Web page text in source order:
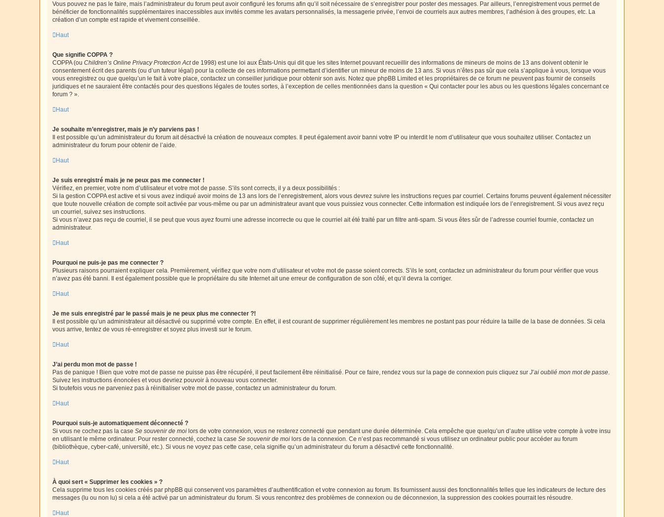
Vous pouvez ne pas le faire, mais l’administrateur du forum peut avoir configuré les forums afin qu’il soit nécessaire de s’enregistrer pour poster des messages. Par ailleurs, l’enregistrement vous permet de
bénéficier de fonctionnalités supplémentaires inaccessibles aux invités comme les avatars personnalisés, la messagerie privée, l’envoi de courriels aux autres membres, l’adhésion à des groupes, etc. La
création d’un compte est rapide et vivement conseillée.
Haut
Que signifie COPPA ?
COPPA (ou Children’s Online Privacy Protection Actde 1998) est une loi aux États-Unis qui dit que les sites Internet pouvant recueillir des informations de mineurs de moins de 13 ans doivent obtenir le
consentement écrit des parents (ou d’un tuteur légal) pour la collecte de ces informations permettant d’identifier un mineur de moins de 13 ans. Si vous n’êtes pas sûr que cela s’applique à vous, lorsque vous
vous enregistrez ou que quelqu’un le fait à votre place, contactez un conseiller juridique pour obtenir son avis. Notez que phpBB Limited et les propriétaires de ce forum ne peuvent pas fournir de conseils
juridiques et ne sauraient être contactés pour des questions légales de toutes sortes, à l’exception de celles mentionnées dans la question « Qui contacter pour les abus ou les questions légales concernant ce
forum ? ».
Haut
Je souhaite m’enregistrer, mais je n’y parviens pas !
Il est possible qu’un administrateur du forum ait désactivé la création de nouveaux comptes. Il peut également avoir banni votre IP ou interdit le nom d’utilisateur que vous souhaitez utiliser. Contactez un
administrateur du forum pour obtenir de l’aide.
Haut
Je suis enregistré mais je ne peux pas me connecter !
Vérifiez, en premier, votre nom d’utilisateur et votre mot de passe. S’ils sont corrects, il y a deux possibilités :
Si la gestion COPPA est active et si vous avez indiqué avoir moins de 13 ans lors de l’enregistrement, alors vous devrez suivre les instructions reçues par courriel. Certains forums peuvent également nécessiter
que toute nouvelle création de compte soit activée par vous-même ou par un administrateur avant que vous puissiez vous connecter. Cette information est indiquée lors de l’enregistrement. Si vous avez reçu
un courriel, suivez ses instructions.
Si vous n’avez pas reçu de courriel, il se peut que vous ayez fourni une adresse incorrecte ou que le courriel ait été traité par un filtre anti-spam. Si vous êtes sûr de l’adresse courriel fournie, contactez un
administrateur.
Haut
Pourquoi ne puis-je pas me connecter ?
Plusieurs raisons pourraient expliquer cela. Premièrement, vérifiez que votre nom d’utilisateur et votre mot de passe soient corrects. S’ils le sont, contactez un administrateur du forum pour vérifier que vous
n’avez pas été banni. Il est également possible que le propriétaire du site Internet ait une erreur de configuration de son côté, et qu’il devra la corriger.
Haut
Je me suis enregistré par le passé mais je ne peux plus me connecter ?!
Il est possible qu’un administrateur ait désactivé ou supprimé votre compte. En effet, il est courant de supprimer régulièrement les membres ne postant pas pour réduire la taille de la base de données. Si cela
vous arrive, tentez de vous ré-enregistrer et soyez plus investi sur le forum.
Haut
J’ai perdu mon mot de passe !
Pas de panique ! Bien que votre mot de passe ne puisse pas être récupéré, il peut facilement être réinitialisé. Pour ce faire, rendez vous sur la page de connexion puis cliquez sur J’ai oublié mon mot de passe.
Suivez les instructions énoncées et vous devriez pouvoir à nouveau vous connecter.
Si toutefois vous ne parveniez pas à réinitialiser votre mot de passe, contactez un administrateur du forum.
Haut
Pourquoi suis-je automatiquement déconnecté ?
Si vous ne cochez pas la case Se souvenir de moi lors de votre connexion, vous ne resterez connecté que pendant une durée déterminée. Cela empêche que quelqu’un d’autre utilise votre compte à votre insu
en utilisant le même ordinateur. Pour rester connecté, cochez la case Se souvenir de moi lors de la connexion. Ce n’est pas recommandé si vous utilisez un ordinateur public pour accéder au forum
(bibliothèque, cyber-café, université, etc.). Si vous ne voyez pas cette case, cela signifie qu’un administrateur du forum a désactivé cette fonctionnalité.
Haut
À quoi sert « Supprimer les cookies » ?
Cela supprime tous les cookies créés par phpBB qui conservent vos paramètres d’authentification et votre connexion au forum. Ils fournissent aussi des fonctionnalités telles que les indicateurs de lecture des
messages (lu ou non lu) si cela a été activé par un administrateur du forum. Si vous rencontrez des problèmes de connexion ou de déconnexion, la suppression des cookies pourrait les résoudre.
Haut